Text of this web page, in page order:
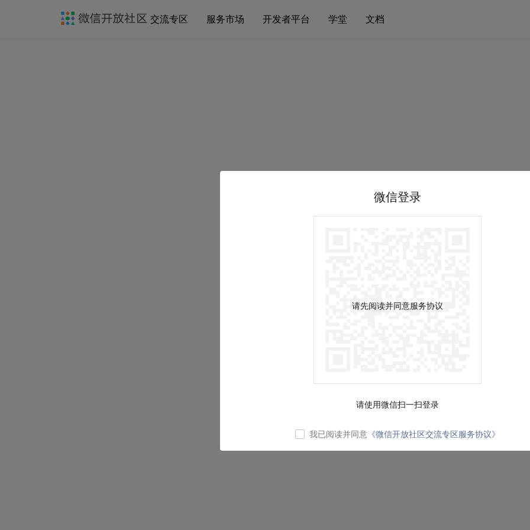
交流专区 服务市场 开发者平台 学堂 文档
微信登录
请先阅读并同意服务协议
请使用微信扫一扫登录
我已阅读并同意 《微信开放社区交流专区服务协议》